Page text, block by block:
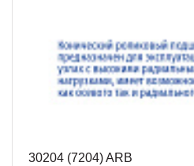
30204 (7204) ARB